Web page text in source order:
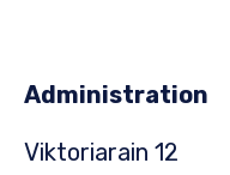
Administration
Viktoriarain 12